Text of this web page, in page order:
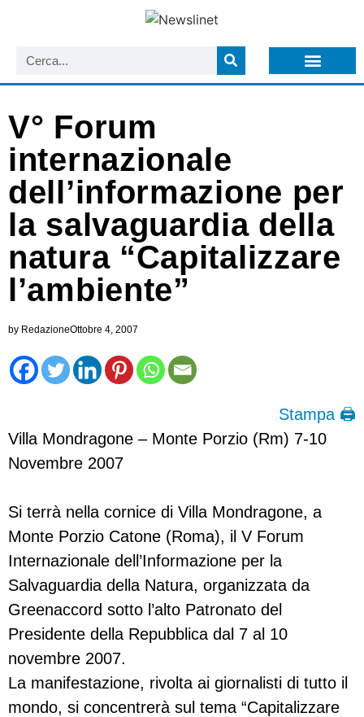
V° Forum
internazionale
dell’informazione per
la salvaguardia della
natura “Capitalizzare
l’ambiente”
by RedazioneOttobre 4, 2007
Stampa 🖨
Villa Mondragone – Monte Porzio (Rm) 7-10
Novembre 2007
Si terrà nella cornice di Villa Mondragone, a
Monte Porzio Catone (Roma), il V Forum
Internazionale dell’Informazione per la
Salvaguardia della Natura, organizzata da
Greenaccord sotto l’alto Patronato del
Presidente della Repubblica dal 7 al 10
novembre 2007.
La manifestazione, rivolta ai giornalisti di tutto il
mondo, si concentrerà sul tema “Capitalizzare